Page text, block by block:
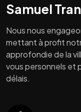
Samuel
Nous nous
mettant à profit
approfondie de la
vous personnels et
délais.